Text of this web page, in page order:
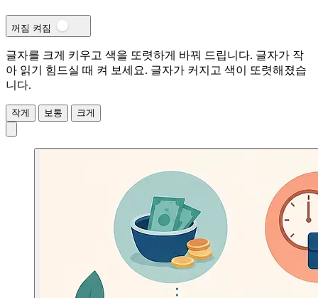
꺼짐 켜짐
글자를 크게 키우고 색을 또렷하게 바꿔 드립니다. 글자가 작
아 읽기 힘드실 때 켜 보세요. 글자가 커지고 색이 또렷해졌습
니다.
작게 보통 크게